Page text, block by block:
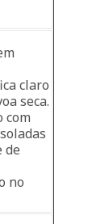
claro
seca.
com
de
no